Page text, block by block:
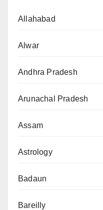
Allahabad
Alwar
Andhra Pradesh
Arunachal Pradesh
Assam
Astrology
Badaun
Bareilly